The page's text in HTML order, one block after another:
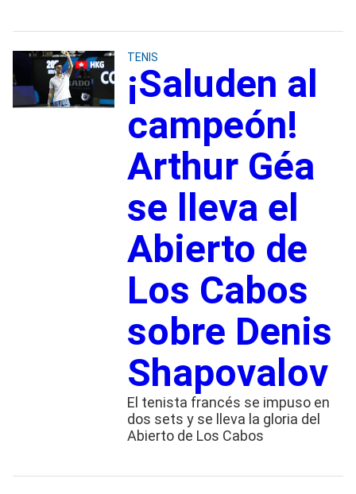
TENIS
¡Saluden al
campeón!
Arthur Géa
se lleva el
Abierto de
Los Cabos
sobre Denis
Shapovalov
El tenista francés se impuso en
dos sets y se lleva la gloria del
Abierto de Los Cabos